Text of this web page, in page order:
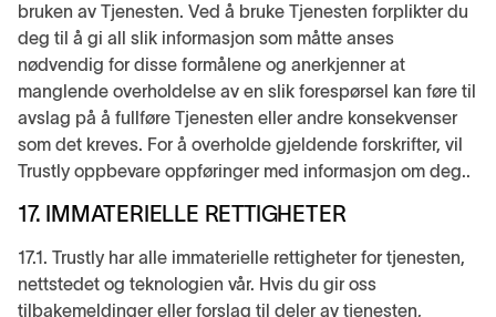
bruken av Tjenesten. Ved å bruke Tjenesten forplikter du
deg til å gi all slik informasjon som måtte anses
nødvendig for disse formålene og anerkjenner at
manglende overholdelse av en slik forespørsel kan føre til
avslag på å fullføre Tjenesten eller andre konsekvenser
som det kreves. For å overholde gjeldende forskrifter, vil
Trustly oppbevare oppføringer med informasjon om deg..
17. IMMATERIELLE RETTIGHETER
17.1. Trustly har alle immaterielle rettigheter for tjenesten,
nettstedet og teknologien vår. Hvis du gir oss
tilbakemeldinger eller forslag til deler av tjenesten,